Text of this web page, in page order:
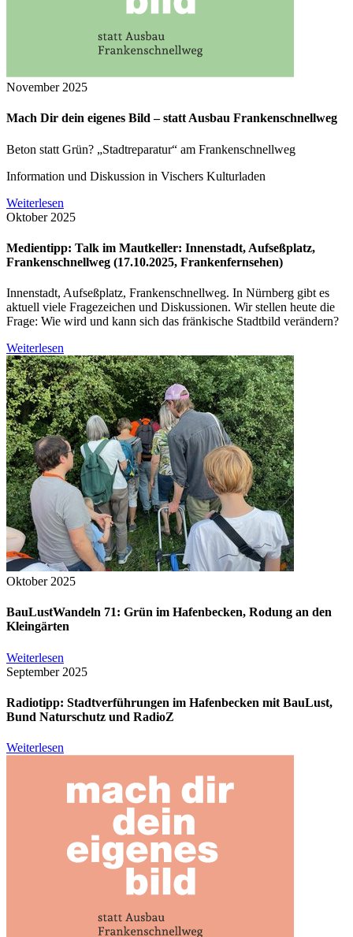
November 2025
Mach Dir dein eigenes Bild – statt Ausbau Frankenschnellweg
Beton statt Grün? „Stadtreparatur“ am Frankenschnellweg
Information und Diskussion in Vischers Kulturladen
Weiterlesen
Oktober 2025
Medientipp: Talk im Mautkeller: Innenstadt, Aufseßplatz,
Frankenschnellweg (17.10.2025, Frankenfernsehen)
Innenstadt, Aufseßplatz, Frankenschnellweg. In Nürnberg gibt es
aktuell viele Fragezeichen und Diskussionen. Wir stellen heute die
Frage: Wie wird und kann sich das fränkische Stadtbild verändern?
Weiterlesen
Oktober 2025
BauLustWandeln 71: Grün im Hafenbecken, Rodung an den
Kleingärten
Weiterlesen
September 2025
Radiotipp: Stadtverführungen im Hafenbecken mit BauLust,
Bund Naturschutz und RadioZ
Weiterlesen